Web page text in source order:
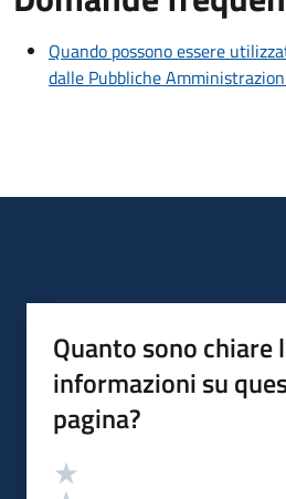
Quando possono essere
dalle Pubbliche
Quanto sono chiare
informazioni su
pagina?
Valutazione